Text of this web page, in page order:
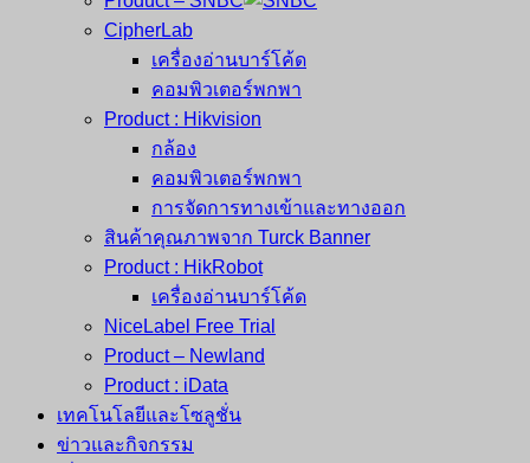
CipherLab
เครื่องอ่านบาร์โค้ด
คอมพิวเตอร์พกพา
Product : Hikvision
กล้อง
คอมพิวเตอร์พกพา
การจัดการทางเข้าและทางออก
สินค้าคุณภาพจาก Turck Banner
Product : HikRobot
เครื่องอ่านบาร์โค้ด
NiceLabel Free Trial
Product – Newland
Product : iData
เทคโนโลยีและโซลูชั่น
ข่าวและกิจกรรม